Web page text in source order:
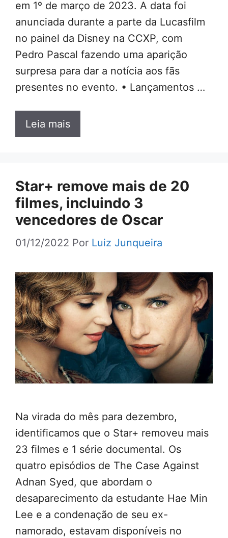
em 1º de março de 2023. A data foi
anunciada durante a parte da Lucasfilm
no painel da Disney na CCXP, com
Pedro Pascal fazendo uma aparição
surpresa para dar a notícia aos fãs
presentes no evento. • Lançamentos …
Leia mais
Star+ remove mais de 20
filmes, incluindo 3
vencedores de Oscar
01/12/2022 Por Luiz Junqueira
Na virada do mês para dezembro,
identificamos que o Star+ removeu mais
23 filmes e 1 série documental. Os
quatro episódios de The Case Against
Adnan Syed, que abordam o
desaparecimento da estudante Hae Min
Lee e a condenação de seu ex-
namorado, estavam disponíveis no